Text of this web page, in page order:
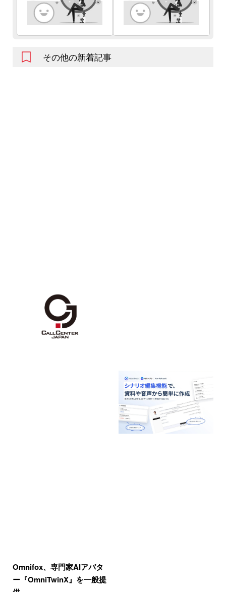
その他の新着記事
Omnifox、専門家AIアバタ
ー『OmniTwinX』を一般提